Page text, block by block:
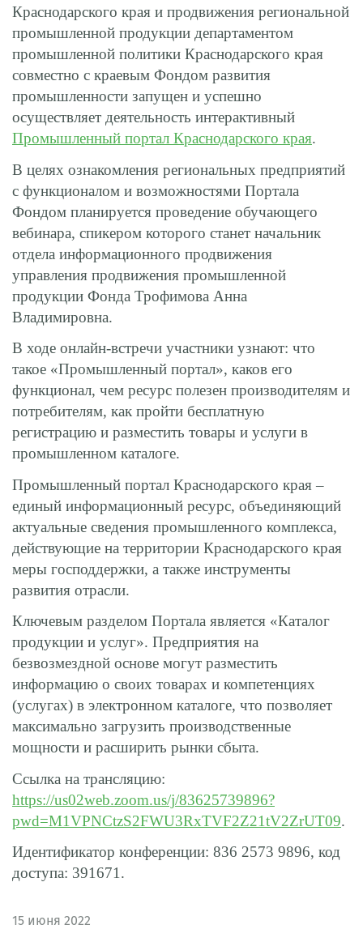
Краснодарского края и продвижения региональной
промышленной продукции департаментом
промышленной политики Краснодарского края
совместно с краевым Фондом развития
промышленности запущен и успешно
осуществляет деятельность интерактивный
Промышленный портал Краснодарского края.
В целях ознакомления региональных предприятий
с функционалом и возможностями Портала
Фондом планируется проведение обучающего
вебинара, спикером которого станет начальник
отдела информационного продвижения
управления продвижения промышленной
продукции Фонда Трофимова Анна
Владимировна.
В ходе онлайн-встречи участники узнают: что
такое «Промышленный портал», каков его
функционал, чем ресурс полезен производителям и
потребителям, как пройти бесплатную
регистрацию и разместить товары и услуги в
промышленном каталоге.
Промышленный портал Краснодарского края –
единый информационный ресурс, объединяющий
актуальные сведения промышленного комплекса,
действующие на территории Краснодарского края
меры господдержки, а также инструменты
развития отрасли.
Ключевым разделом Портала является «Каталог
продукции и услуг». Предприятия на
безвозмездной основе могут разместить
информацию о своих товарах и компетенциях
(услугах) в электронном каталоге, что позволяет
максимально загрузить производственные
мощности и расширить рынки сбыта.
Ссылка на трансляцию:
https://us02web.zoom.us/j/83625739896?
pwd=M1VPNCtzS2FWU3RxTVF2Z21tV2ZrUT09.
Идентификатор конференции: 836 2573 9896, код
доступа: 391671.
15 июня 2022